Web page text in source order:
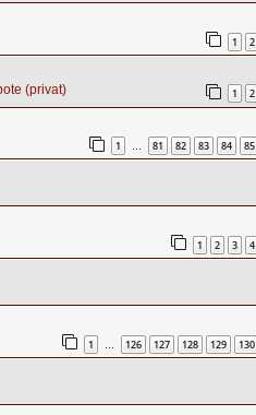
1 2
(privat) 1 2
1 … 81 82 83 84 85
1 2 3 4
1 … 126 127 128 129 130